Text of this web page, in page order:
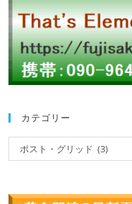
カテゴリー
ポスト・グリッド (3)